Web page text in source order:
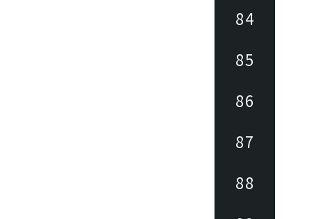
84
85
86
87
88